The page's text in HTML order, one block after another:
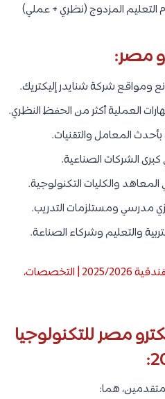
مصر:
شركة شنايدر إليكتريك.
العملية أكثر من الحفظ النظري.
المعامل والتقنيات.
الشركات الصناعية.
والكليات التكنولوجية.
زي مدرسي ومستلزمات التدريب.
والتعليم وشركاء الصناعة.
مدرسة أحمد تعلب الفندقية 2025/2026 | التخصصات،
مصر للتكنولوجيا
هما: